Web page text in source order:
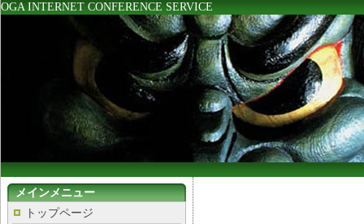
OGA INTERNET CONFERENCE SERVICE
メインメニュー
トップページ